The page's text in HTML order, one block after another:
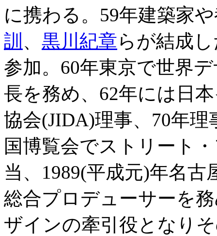
に携わる。59年建築家
訓 、 黒川紀章らが結成
参加。60年東京で世界
長を務め、62年には日
協会(JIDA)理事、70年
国博覧会でストリート
当、1989(平成元)年名
総合プロデューサーを
ザインの牽引役となり